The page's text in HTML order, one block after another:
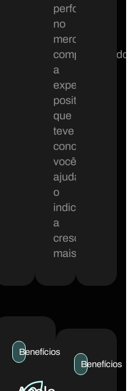
performance
no
mercado,
compartilhando
a
experiência
positiva
que
teve
conosco
você
ajuda
o
indicado
a
crescer
mais.
Benefícios
Benefícios